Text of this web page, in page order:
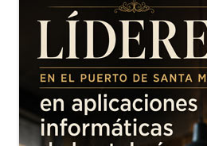
principal